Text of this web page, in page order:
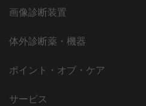
画像診断装置
体外診断薬・機器
ポイント・オブ・ケア
サービス